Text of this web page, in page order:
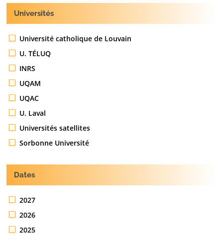
Universités
Université catholique de Louvain
U. TÉLUQ
INRS
UQAM
UQAC
U. Laval
Universités satellites
Sorbonne Université
Dates
2027
2026
2025